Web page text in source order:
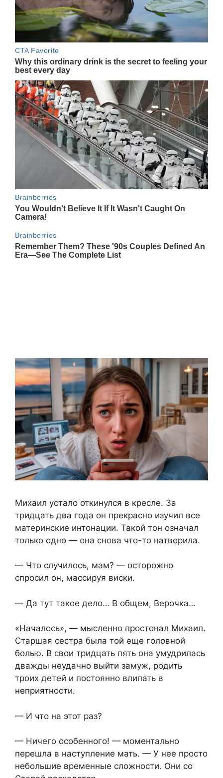
Михаил устало откинулся в кресле. За
тридцать два года он прекрасно изучил все
материнские интонации. Такой тон означал
только одно — она снова что-то натворила.
— Что случилось, мам? — осторожно
спросил он, массируя виски.
— Да тут такое дело… В общем, Верочка…
«Началось», — мысленно простонал Михаил.
Старшая сестра была той еще головной
болью. В свои тридцать пять она умудрилась
дважды неудачно выйти замуж, родить
троих детей и постоянно влипать в
неприятности.
— И что на этот раз?
— Ничего особенного! — моментально
перешла в наступление мать. — У нее просто
небольшие временные сложности. Они со